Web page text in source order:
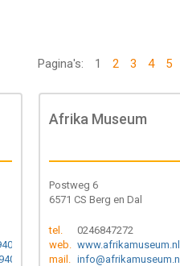
Pagina's: 1 2 3 4 5
1945.nl
1945.nl
Afrika Museum
Postweg 6
6571 CS Berg en Dal
tel.
0246847272
web. www.afrikamuseum.nl
mail. info@afrikamuseum.nl